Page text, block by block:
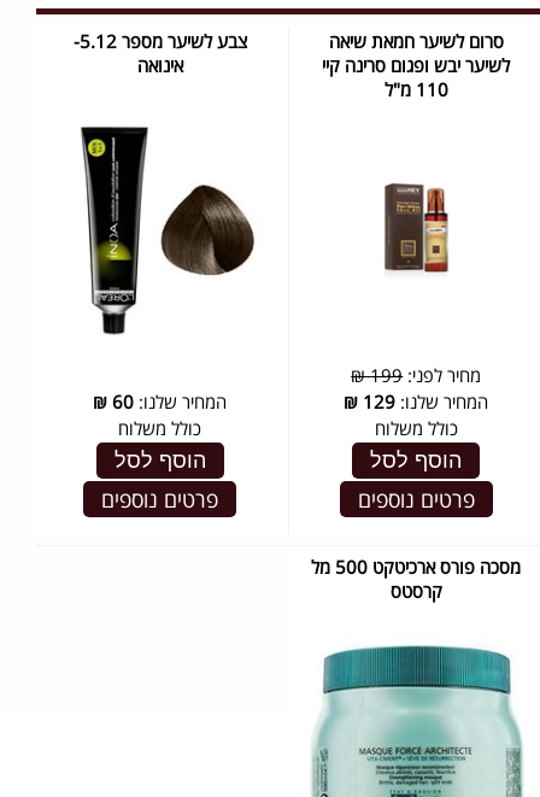
סרום לשיער חמאת שיאה
לשיער יבש ופגום סרינה קיי
110 מ"ל
מחיר לפני:199 ₪
המחיר שלנו: 129
₪
כולל משלוח
הוסף לסל
פרטים נוספים
צבע לשיער מספר 5.12-
אינואה
המחיר שלנו: 60
₪
כולל משלוח
הוסף לסל
פרטים נוספים
מסכה פורס ארכיטקט 500 מל
קרסטס